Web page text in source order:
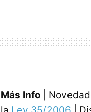
Más Info |